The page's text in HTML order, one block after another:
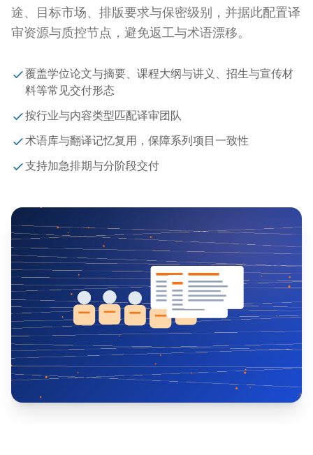
途、目标市场、排版要求与保密级别，并据此配置译
审资源与质控节点，避免返工与术语漂移。
覆盖学位论文与摘要、课程大纲与讲义、招生与宣传材
料等常见交付形态
按行业与内容类型匹配译审团队
术语库与翻译记忆复用，保障系列项目一致性
支持加急排期与分阶段交付